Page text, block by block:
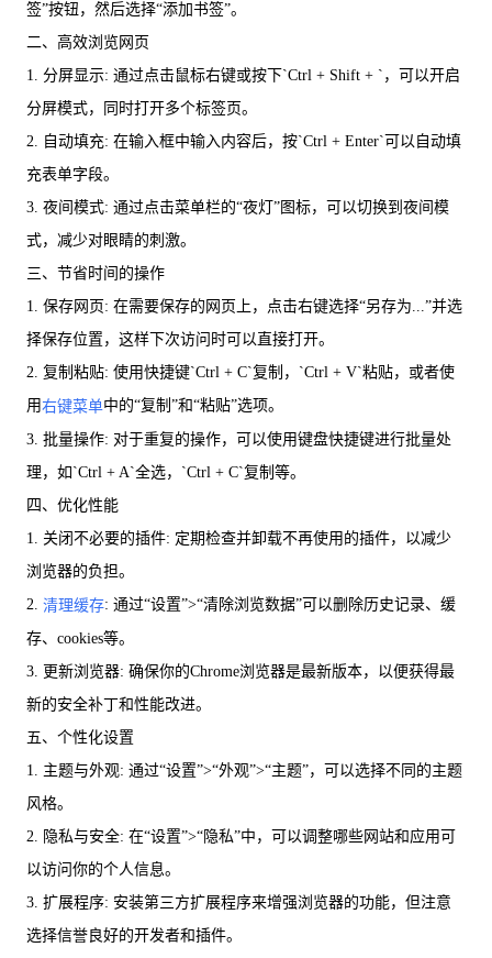
签”按钮，然后选择“添加书签”。
二、高效浏览网页
1. 分屏显示: 通过点击鼠标右键或按下`Ctrl + Shift + `，可以开启
分屏模式，同时打开多个标签页。
2. 自动填充: 在输入框中输入内容后，按`Ctrl + Enter`可以自动填
充表单字段。
3. 夜间模式: 通过点击菜单栏的“夜灯”图标，可以切换到夜间模
式，减少对眼睛的刺激。
三、节省时间的操作
1. 保存网页: 在需要保存的网页上，点击右键选择“另存为...”并选
择保存位置，这样下次访问时可以直接打开。
2. 复制粘贴: 使用快捷键`Ctrl + C`复制，`Ctrl + V`粘贴，或者使
用右键菜单中的“复制”和“粘贴”选项。
3. 批量操作: 对于重复的操作，可以使用键盘快捷键进行批量处
理，如`Ctrl + A`全选，`Ctrl + C`复制等。
四、优化性能
1. 关闭不必要的插件: 定期检查并卸载不再使用的插件，以减少
浏览器的负担。
2. 清理缓存: 通过“设置”>“清除浏览数据”可以删除历史记录、缓
存、cookies等。
3. 更新浏览器: 确保你的Chrome浏览器是最新版本，以便获得最
新的安全补丁和性能改进。
五、个性化设置
1. 主题与外观: 通过“设置”>“外观”>“主题”，可以选择不同的主题
风格。
2. 隐私与安全: 在“设置”>“隐私”中，可以调整哪些网站和应用可
以访问你的个人信息。
3. 扩展程序: 安装第三方扩展程序来增强浏览器的功能，但注意
选择信誉良好的开发者和插件。